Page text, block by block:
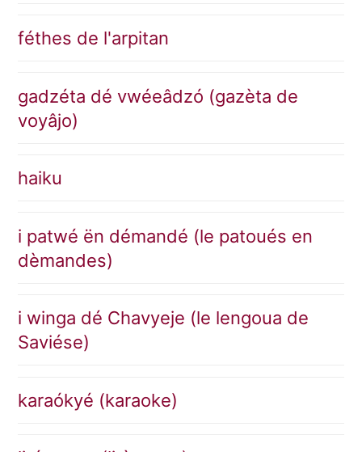
féthes de l'arpitan
gadzéta dé vwéeâdzó (gazèta de
voyâjo)
haiku
i patwé ën démandé (le patoués en
dèmandes)
i winga dé Chavyeje (le lengoua de
Saviése)
karaókyé (karaoke)